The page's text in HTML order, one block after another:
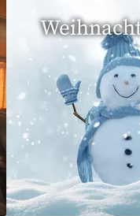
17 Reisen